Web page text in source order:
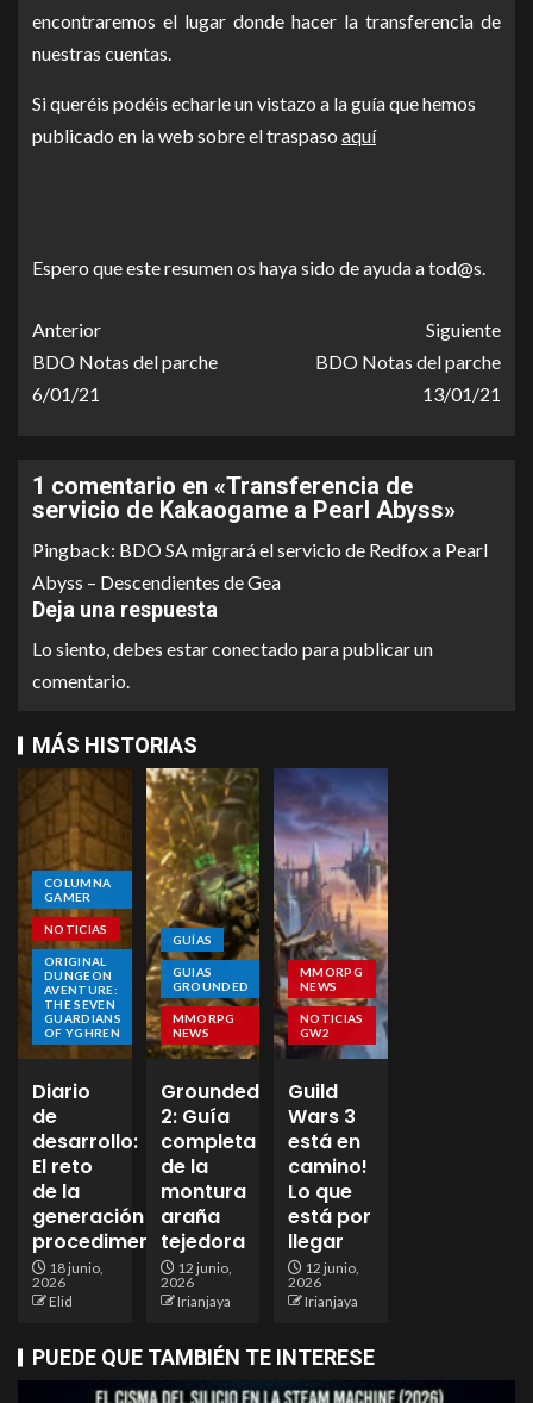
encontraremos el lugar donde hacer la transferencia de
nuestras cuentas.
Si queréis podéis echarle un vistazo a la guía que hemos
publicado en la web sobre el traspaso aquí
Espero que este resumen os haya sido de ayuda a tod@s.
Anterior
BDO Notas del parche
6/01/21
Siguiente
BDO Notas del parche
13/01/21
1 comentario en «Transferencia de
servicio de Kakaogame a Pearl Abyss»
Pingback: BDO SA migrará el servicio de Redfox a Pearl
Abyss – Descendientes de Gea
Deja una respuesta
Lo siento, debes estarconectado para publicar un
comentario.
MÁS HISTORIAS
COLUMNA
GAMER
NOTICIAS
ORIGINAL
DUNGEON
AVENTURE:
THE SEVEN
GUARDIANS
OF YGHREN
Diario
de
desarrollo:
El reto
de la
generación
procedimental
18 junio,
2026
Elid
GUÍAS
GUIAS
GROUNDED
MMORPG
NEWS
Grounded
2: Guía
completa
de la
montura
araña
tejedora
12 junio,
2026
Irianjaya
MMORPG
NEWS
NOTICIAS
GW2
Guild
Wars 3
está en
camino!
Lo que
está por
llegar
12 junio,
2026
Irianjaya
PUEDE QUE TAMBIÉN TE INTERESE